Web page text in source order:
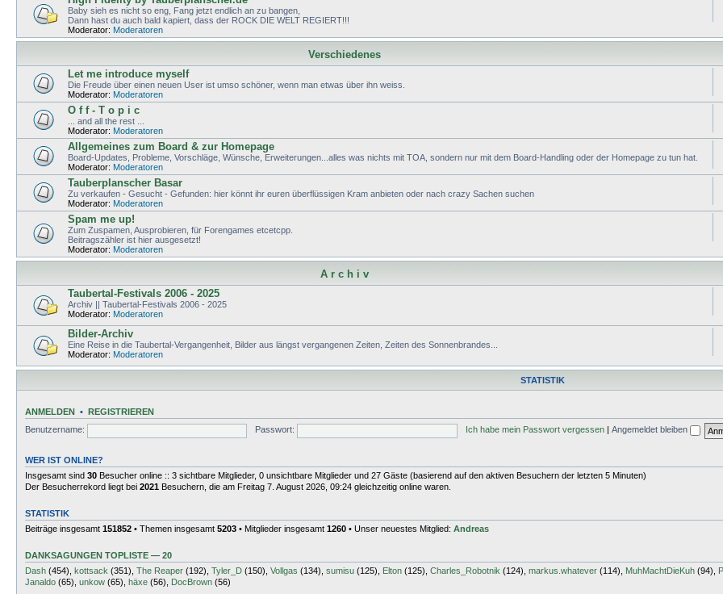
Baby sieh es nicht so eng, Fang jetzt endlich an zu bangen,
Dann hast du auch bald kapiert, dass der ROCK DIE WELT REGIERT!!!
Moderator: Moderatoren
Verschiedenes
Let me introduce myself
Die Freude über einen neuen User ist umso schöner, wenn man etwas über ihn weiss.
Moderator: Moderatoren
O f f - T o p i c
... and all the rest ...
Moderator: Moderatoren
Allgemeines zum Board & zur Homepage
Board-Updates, Probleme, Vorschläge, Wünsche, Erweiterungen...alles was nichts mit TOA, sondern nur mit dem Board-Handling oder der Homepage zu tun hat.
Moderator: Moderatoren
Tauberplanscher Basar
Zu verkaufen - Gesucht - Gefunden: hier könnt ihr euren überflüssigen Kram anbieten oder nach crazy Sachen suchen
Moderator: Moderatoren
Spam me up!
Zum Zuspamen, Ausprobieren, für Forengames etcetcpp.
Beitragszähler ist hier ausgesetzt!
Moderator: Moderatoren
A r c h i v
Taubertal-Festivals 2006 - 2025
Archiv || Taubertal-Festivals 2006 - 2025
Moderator: Moderatoren
Bilder-Archiv
Eine Reise in die Taubertal-Vergangenheit, Bilder aus längst vergangenen Zeiten, Zeiten des Sonnenbrandes...
Moderator: Moderatoren
STATISTIK
ANMELDEN • REGISTRIEREN
Benutzername:
Passwort: Ich habe mein Passwort vergessen Angemeldet bleiben
WER IST ONLINE?
Insgesamt sind 30 Besucher online :: 3 sichtbare Mitglieder, 0 unsichtbare Mitglieder und 27 Gäste (basierend auf den aktiven Besuchern der letzten 5 Minuten)
Der Besucherrekord liegt bei 2021 Besuchern, die am Freitag 7. August 2026, 09:24 gleichzeitig online waren.
STATISTIK
Beiträge insgesamt 151852 • Themen insgesamt 5203 • Mitglieder insgesamt 1260 • Unser neuestes Mitglied: Andreas
DANKSAGUNGEN TOPLISTE — 20
Dash (454), kottsack (351), The Reaper (192), Tyler_D (150), Vollgas (134), sumisu (125), Elton (125), Charles_Robotnik (124), markus.whatever (114), MuhMachtDieKuh (94),
Janaldo (65), unkow (65), häxe (56), DocBrown (56)